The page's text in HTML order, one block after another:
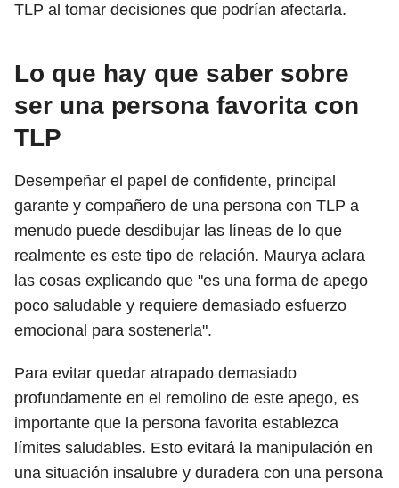
TLP al tomar decisiones que podrían afectarla.
Lo que hay que saber sobre
ser una persona favorita con
TLP
Desempeñar el papel de confidente, principal
garante y compañero de una persona con TLP a
menudo puede desdibujar las líneas de lo que
realmente es este tipo de relación. Maurya aclara
las cosas explicando que "es una forma de apego
poco saludable y requiere demasiado esfuerzo
emocional para sostenerla".
Para evitar quedar atrapado demasiado
profundamente en el remolino de este apego, es
importante que la persona favorita establezca
límites saludables. Esto evitará la manipulación en
una situación insalubre y duradera con una persona